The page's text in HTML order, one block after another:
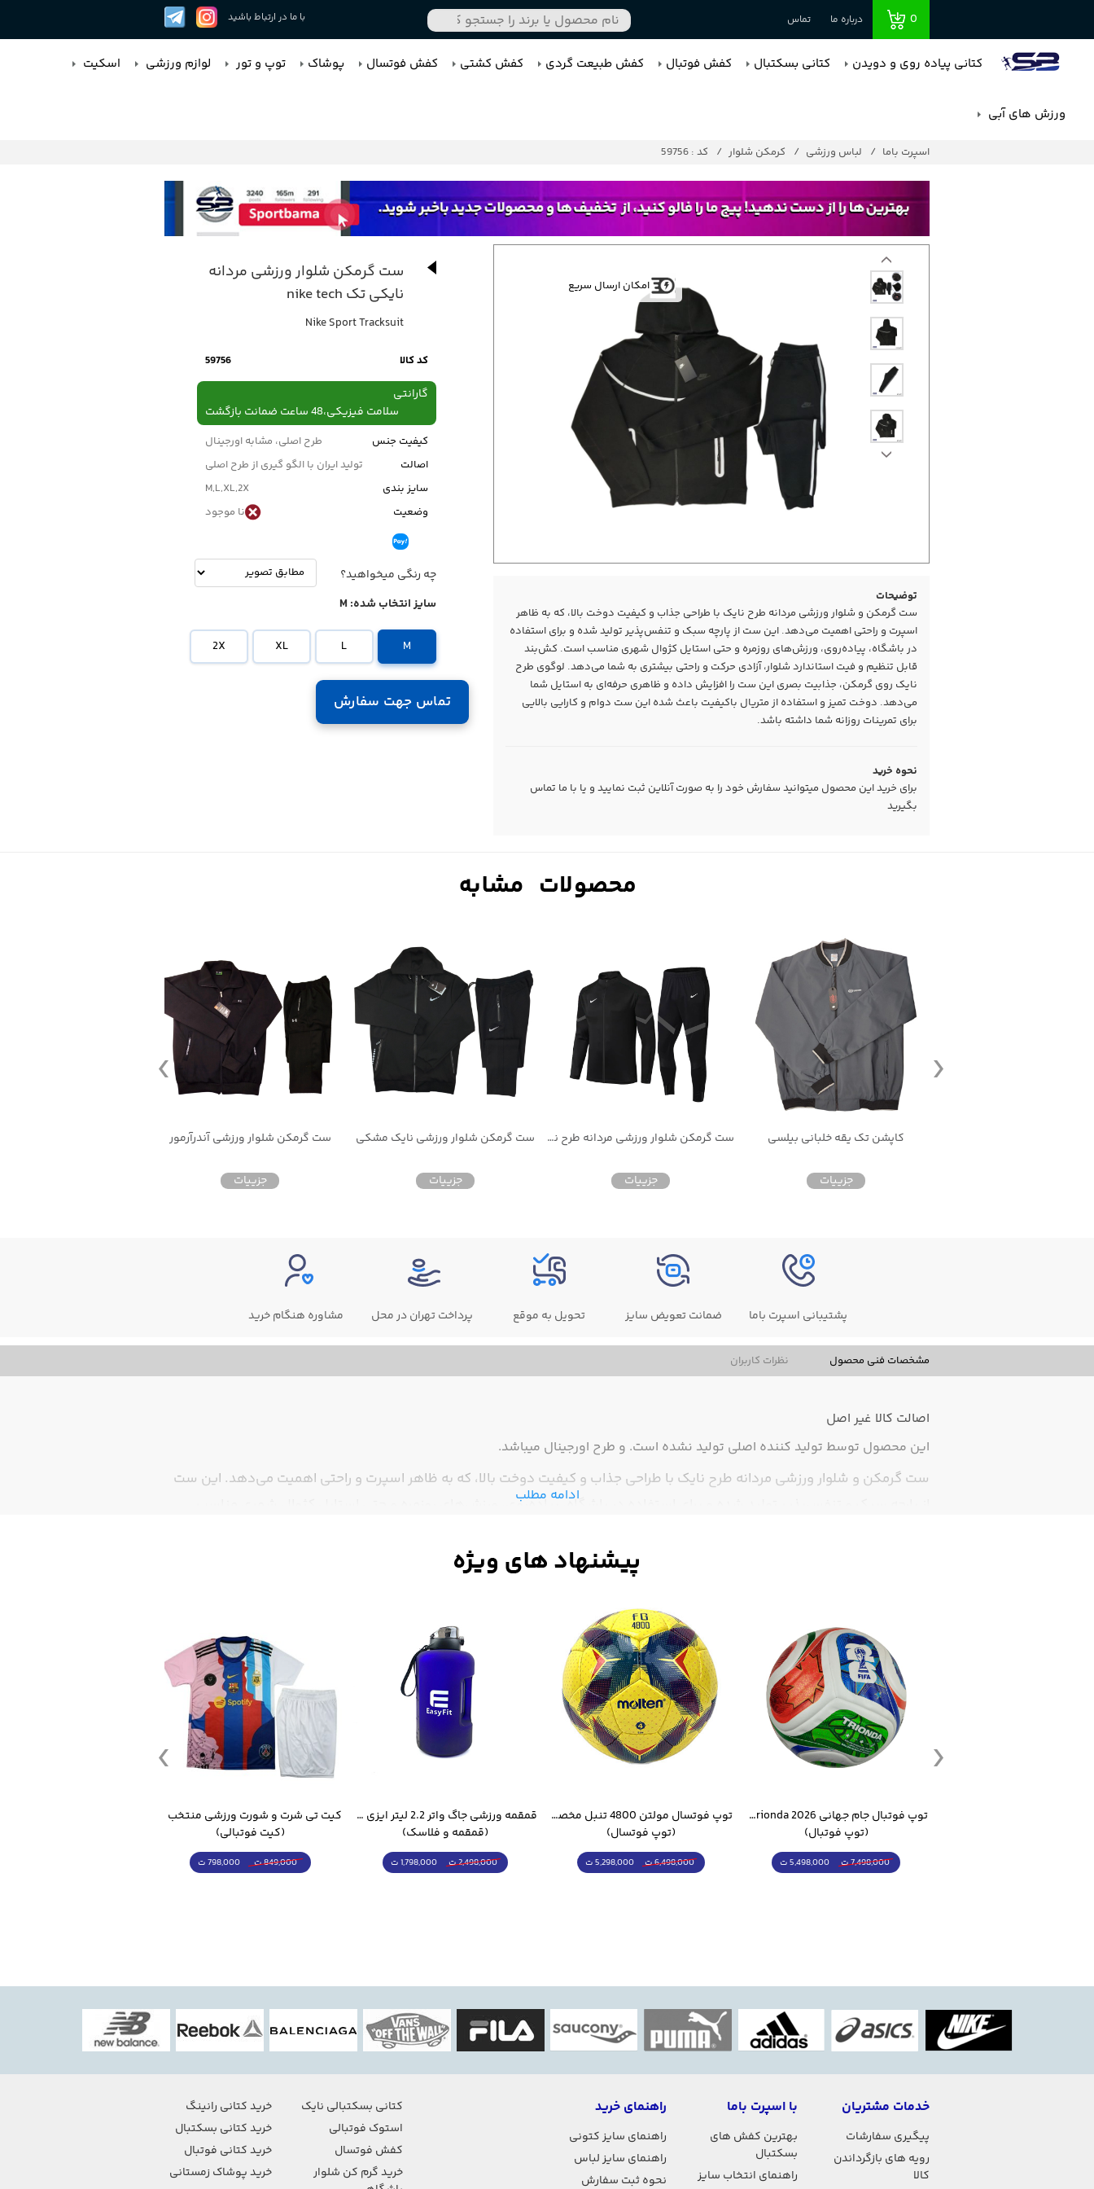
0 درباره ما تماس با ما در ارتباط باشید
کتانی پیاده روی و دویدن کتانی بسکتبال کفش فوتبال کفش طبیعت گردی کفش کشتی کفش فوتسال پوشاک توپ و تور لوازم ورزشی اسکیت
ورزش های آبی
اسپرت باما لباس ورزشی کرمکن شلوار کد : 59756
امکان ارسال سریع
توضیحات
ست گرمکن و شلوار ورزشی مردانه طرح نایک با طراحی جذاب و کیفیت دوخت بالا، که به ظاهر
اسپرت و راحتی اهمیت می‌دهد. این ست از پارچه سبک و تنفس‌پذیر تولید شده و برای استفاده
در باشگاه، پیاده‌روی، ورزش‌های روزمره و حتی استایل کژوال شهری مناسب است. کش‌بند
قابل تنظیم و فیت استاندارد شلوار، آزادی حرکت و راحتی بیشتری به شما می‌دهد. لوگوی طرح
نایک روی گرمکن، جذابیت بصری این ست را افزایش داده و ظاهری حرفه‌ای به استایل شما
می‌دهد. دوخت تمیز و استفاده از متریال باکیفیت باعث شده این ست دوام و کارایی بالایی
برای تمرینات روزانه شما داشته باشد.
نحوه خرید
برای خرید این محصول میتوانید سفارش خود را به صورت آنلاین ثبت نمایید و یا با ما تماس
بگیرید
ست گرمکن شلوار ورزشی مردانه
نایکی تک nike tech
Nike Sport Tracksuit
کد کالا 59756
گارانتی
سلامت فیزیکی،48 ساعت ضمانت بازگشت
کیفیت جنس
طرح اصلی، مشابه اورجینال
اصالت
تولید ایران با الگو گیری از طرح اصلی
سایز بندی
M,L,XL,2X
وضعیت
نا موجود
چه رنگی میخواهید؟
سایز انتخاب شده:M
M
L
XL
2X
تماس جهت سفارش
کاپشن تک یقه خلبانی بیلسی
جزییات
ست گرمکن شلوار ورزشی مردانه طرح نایکی
جزییات
ست گرمکن شلوار ورزشی نایک مشکی
جزییات
ست گرمکن شلوار ورزشی آندرآرمور
جزییات
پشتیبانی اسپرت باما ضمانت تعویض سایز تحویل به موقع پرداخت تهران در محل مشاوره هنگام خرید
مشخصات فنی محصول نظرات کاربران
اصالت کالا غیر اصل
این محصول توسط تولید کننده اصلی تولید نشده است. و طرح اورجینال میباشد.
ست گرمکن و شلوار ورزشی مردانه طرح نایک با طراحی جذاب و کیفیت دوخت بالا، که به ظاهر اسپرت و راحتی اهمیت می‌دهد. این ست
از پارچه سبک و تنفس‌پذیر تولید شده و برای استفاده در باشگاه، پیاده‌روی، ورزش‌های روزمره و حتی استایل کژوال شهری مناسب
بصری این ست را افزایش داده و ظاهری حرفه‌ای به استایل شما می‌دهد. دوخت تمیز و استفاده از متریال باکیفیت باعث شده این ست
دوام و کارایی بالایی برای تمرینات روزانه شما داشته باشد.
ادامه مطلب
توپ فوتبال جام جهانی 2026 Trionda مشابه اورجینال
(توپ فوتبال)
7,498,000 ت 5,498,000 ت
توپ فوتسال مولتن 4800 تنبل مخصوص سالن
(توپ فوتسال)
6,498,000 ت 5,298,000 ت
قمقمه ورزشی جاگ واتر 2.2 لیتر ایزی فیت
(قمقمه و فلاسک)
2,498,000 ت 1,798,000 ت
(کیت فوتبالی)
849,000 ت 798,000 ت
خدمات مشتریان
پیگیری سفارشات
رویه های بازگرداندن
کالا
با اسپرت باما
بهترین کفش های
بسکتبال
راهنمای انتخاب سایز
راهنمای خرید
راهنمای سایز کتونی
راهنمای سایز لباس
نحوه ثبت سفارش
کتانی بسکتبالی نایک
استوک فوتبالی
کفش فوتسال
خرید گرم کن شلوار
خرید کتانی رانینگ
خرید کتانی بسکتبال
خرید کتانی فوتبال
خرید پوشاک زمستانی